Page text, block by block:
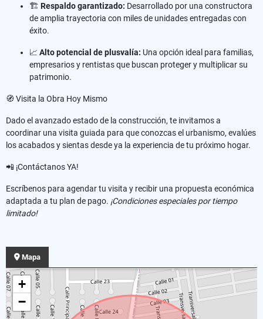
🏗️ Respaldo garantizado: Desarrollado por una constructora
de amplia trayectoria con miles de unidades entregadas con
éxito.
📈 Alto potencial de plusvalía: Una opción ideal para familias,
empresarios y rentistas que buscan proteger y multiplicar su
patrimonio.
🧭 Visita la Obra Hoy Mismo
Dado el avanzado estado de la construcción, te invitamos a
coordinar una visita guiada para que conozcas el urbanismo, evalúes
los acabados y sientas desde ya la experiencia de tu próximo hogar.
📲 ¡Contáctanos YA!
Escríbenos para agendar tu visita y recibir una propuesta económica
adaptada a tu plan de pago. ¡Condiciones especiales por tiempo
limitado!
Mapa
+
−